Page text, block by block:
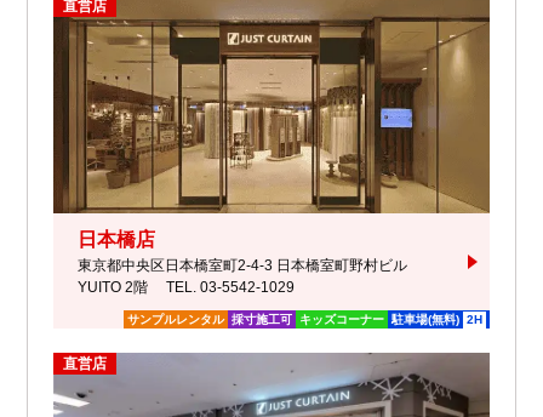
直営店
日本橋店
東京都中央区日本橋室町2-4-3 日本橋室町野村ビル
YUITO 2階
TEL. 03-5542-1029
サンプルレンタル 採寸施工可 キッズコーナー 駐車場(無料) 2H
直営店